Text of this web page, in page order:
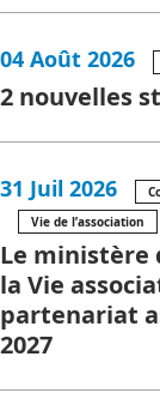
04 Août 2026
2 nouvelles
31 Juil 2026
Vie de l’association
Le ministère
la Vie
partenariat
2027